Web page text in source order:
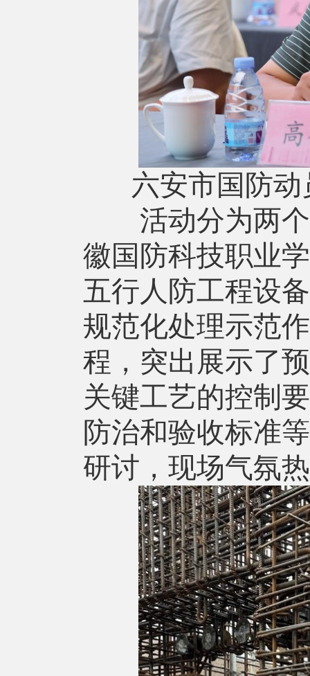
六安市国防
活动分为两个
徽国防科技职业
五行人防工程设
规范化处理示范
程，突出展示了
关键工艺的控制
防治和验收标准
研讨，现场气氛